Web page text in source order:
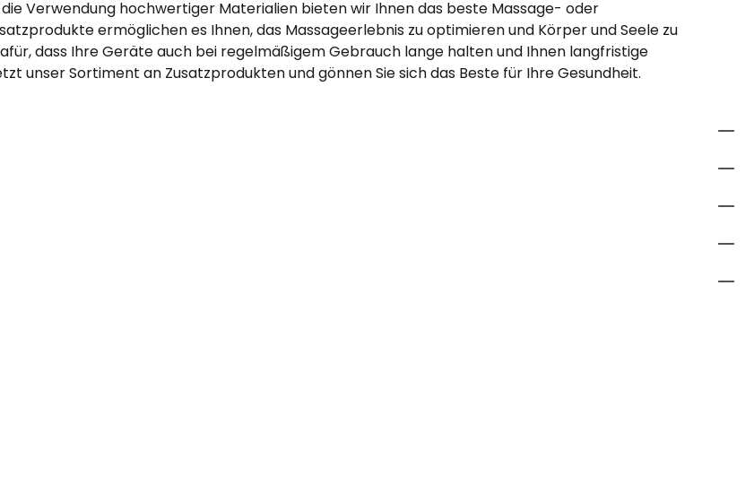
Verwendung hochwertiger Materialien bieten wir Ihnen das beste Massage- oder
ermöglichen es Ihnen, das Massageerlebnis zu optimieren und Körper und Seele zu
dass Ihre Geräte auch bei regelmäßigem Gebrauch lange halten und Ihnen langfristige
unser Sortiment an Zusatzprodukten und gönnen Sie sich das Beste für Ihre Gesundheit.